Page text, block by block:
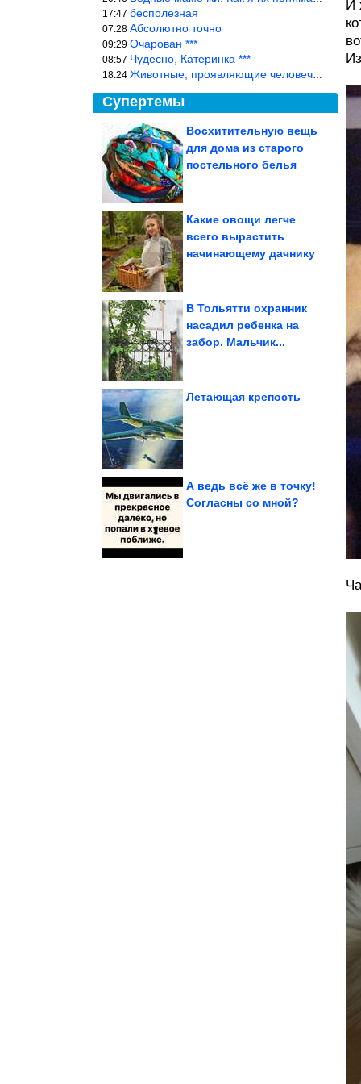
17:47 бесполезная
07:28 Абсолютно точно
09:29 Очарован ***
08:57 Чудесно, Катеринка ***
18:24 Животные, проявляющие человеческие чувства, на фоне озверевших д
Супертемы
Восхитительную вещь
для дома из старого
постельного белья
Актрисы-красавицы,
самое дно, не...
Какие овощи легче
всего вырастить
начинающему дачнику
В Тольятти охранник
насадил ребенка на
забор. Мальчик...
Летающая крепость
А ведь всё же в точку!
Согласны со мной?
И